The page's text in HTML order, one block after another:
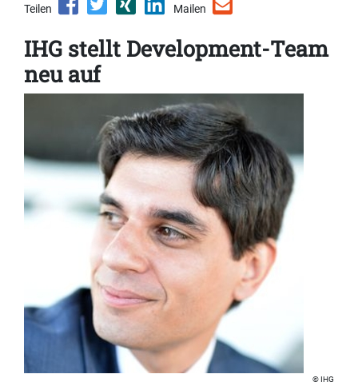
Teilen Mailen
IHG stellt Development-Team
neu auf
IHG